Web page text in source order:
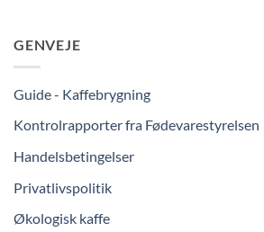
GENVEJE
Guide - Kaffebrygning
Kontrolrapporter fra Fødevarestyrelsen
Handelsbetingelser
Privatlivspolitik
Økologisk kaffe